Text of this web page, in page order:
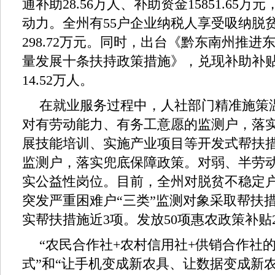
通补助28.56万人、补助资金15851.65万元
动力。全州有55户企业纳税人享受吸纳脱
298.72万元。同时，出台《黔东南州推进
量发展十条扶持政策措施》，兑现补助补
14.52万人。
在就业服务过程中，人社部门精准施策
对有劳动能力、有务工意愿的监测户，落
展技能培训、实施产业项目等开发式帮扶
监测户，落实兜底保障政策。对弱、半劳
实公益性岗位。目前，全州对脱贫不稳定
突发严重困难户“三类”监测对象采取帮扶
实帮扶措施近3项。发放50项惠农政策补贴
“农民合作社+农村信用社+供销合作社
式”和“让手机变成新农具、让数据变成新